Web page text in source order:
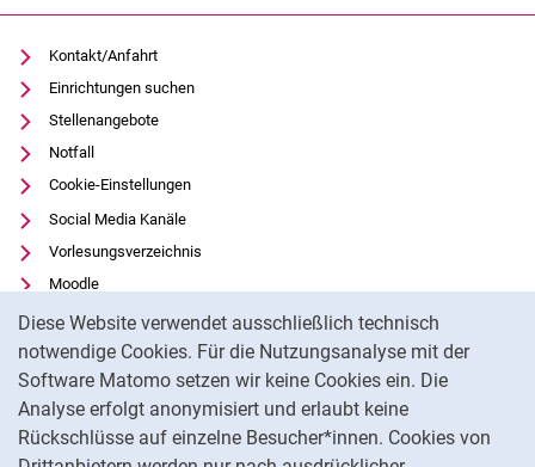
Diese Website verwendet ausschließlich technisch
notwendige Cookies. Für die Nutzungsanalyse mit der
Software Matomo setzen wir keine Cookies ein. Die
Analyse erfolgt anonymisiert und erlaubt keine
Rückschlüsse auf einzelne Besucher*innen. Cookies von
Kontakt/Anfahrt
Einrichtungen suchen
Stellenangebote
Notfall
Cookie-Einstellungen
Social Media Kanäle
Vorlesungsverzeichnis
Moodle
Panopto
Universitätsbibliothek
Datenschutz
Barrierefreiheit
Transparenter KI-Einsatz